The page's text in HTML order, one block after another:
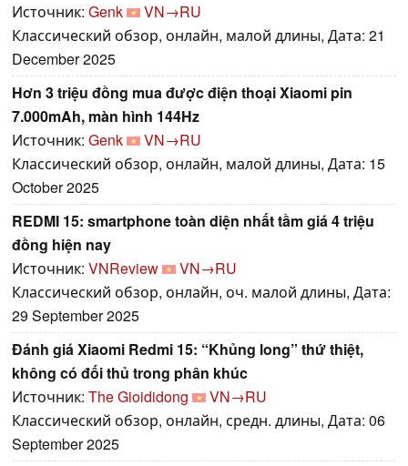
Источник: Genk
VN→RU
Классический обзор, онлайн, малой длины, Дата: 21
December 2025
Hơn 3 triệu đồng mua được điện thoại Xiaomi pin
7.000mAh, màn hình 144Hz
Источник: Genk
VN→RU
Классический обзор, онлайн, малой длины, Дата: 15
October 2025
REDMI 15: smartphone toàn diện nhất tầm giá 4 triệu
đồng hiện nay
Источник: VNReview
VN→RU
Классический обзор, онлайн, оч. малой длины, Дата:
29 September 2025
Đánh giá Xiaomi Redmi 15: “Khủng long” thứ thiệt,
không có đối thủ trong phân khúc
Источник: The Gioididong
VN→RU
Классический обзор, онлайн, средн. длины, Дата: 06
September 2025